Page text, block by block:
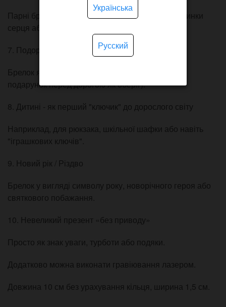
Парні брелоки для закоханих, символічні половинки
серця або ініціали.
7. Подорож або поїздка
Брелок як сувенір з нової країни або міста (або
подарунок перед дорогою як оберіг).
8. Дитині - як перший "ключик" до дорослого світу
Наприклад, для рюкзака, шкільної шафки або навіть
"іграшкових ключів".
9. Новий рік / Різдво
Брелок у вигляді символу року, новорічного героя або
святкового побажання.
10. Невеликий презент «без приводу»
Просто як знак уваги, турботи або подяки.
Додатково можна виконати гравіювання лазером.
Довжина 10 см без урахування кільця, ширина 1,5 см.
Українська
Русский